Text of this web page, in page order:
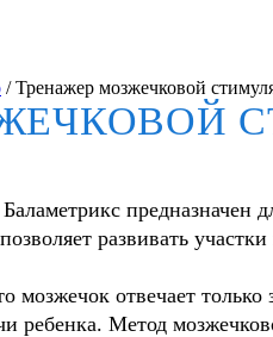
/ Тренажер мозжечковой
развивать
мозжечок отвечает
ребенка. Метод